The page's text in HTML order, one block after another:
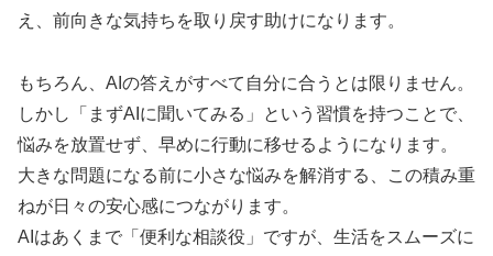
え、前向きな気持ちを取り戻す助けになります。
もちろん、AIの答えがすべて自分に合うとは限りません。
しかし「まずAIに聞いてみる」という習慣を持つことで、
悩みを放置せず、早めに行動に移せるようになります。
大きな問題になる前に小さな悩みを解消する、この積み重
ねが日々の安心感につながります。
AIはあくまで「便利な相談役」ですが、生活をスムーズに